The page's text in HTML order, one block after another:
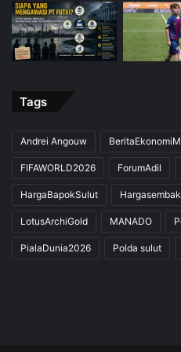
Tags
Andrei Angouw
FIFAWORLD2026 ForumAdil
HargaBapokSulut
LotusArchiGold MANADO
PialaDunia2026 Polda sulut